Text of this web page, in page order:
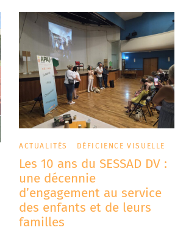
ACTUALITÉS DÉFICIENCE VISUELLE
Les 10 ans du SESSAD DV :
une décennie
d’engagement au service
des enfants et de leurs
familles